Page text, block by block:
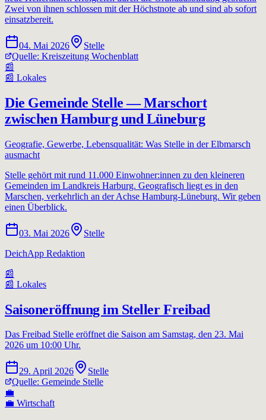
Zwei von ihnen schlossen mit der Höchstnote ab und sind ab sofort
einsatzbereit.
04. Mai 2026
Stelle
Quelle: Kreiszeitung Wochenblatt
📰
📰 Lokales
Die Gemeinde Stelle — Marschort
zwischen Hamburg und Lüneburg
Geografie, Gewerbe, Lebensqualität: Was Stelle in der Elbmarsch
ausmacht
Stelle gehört mit rund 11.000 Einwohner:innen zu den kleineren
Gemeinden im Landkreis Harburg. Geografisch liegt es in den
Marschen, verkehrlich an der Achse Hamburg-Lüneburg. Wir geben
einen Überblick.
03. Mai 2026
Stelle
DeichApp Redaktion
📰
📰 Lokales
Saisoneröffnung im Steller Freibad
Das Freibad Stelle eröffnet die Saison am Samstag, den 23. Mai
2026 um 10:00 Uhr.
29. April 2026
Stelle
Quelle: Gemeinde Stelle
💼
💼 Wirtschaft